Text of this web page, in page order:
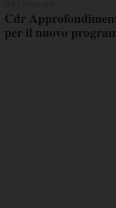
CDR
Cdr
per il nuovo